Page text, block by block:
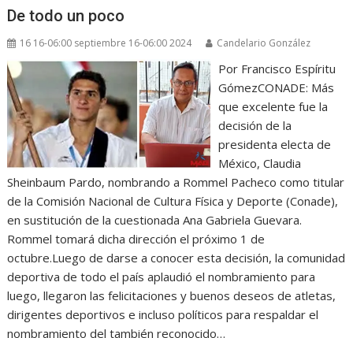
De todo un poco
16 16-06:00 septiembre 16-06:00 2024 Candelario González
Por Francisco Espíritu
GómezCONADE: Más
que excelente fue la
decisión de la
presidenta electa de
México, Claudia
Sheinbaum Pardo, nombrando a Rommel Pacheco como titular
de la Comisión Nacional de Cultura Física y Deporte (Conade),
en sustitución de la cuestionada Ana Gabriela Guevara.
Rommel tomará dicha dirección el próximo 1 de
octubre.Luego de darse a conocer esta decisión, la comunidad
deportiva de todo el país aplaudió el nombramiento para
luego, llegaron las felicitaciones y buenos deseos de atletas,
dirigentes deportivos e incluso políticos para respaldar el
nombramiento del también reconocido…